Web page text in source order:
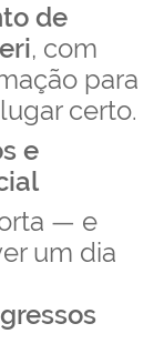
de
, com
para
certo.
e
— e
um dia